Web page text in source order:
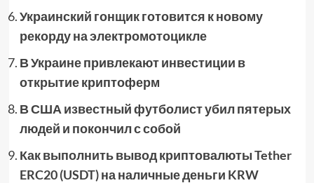
Украинский гонщик готовится к новому
рекорду на электромотоцикле
В Украине привлекают инвестиции в
открытие криптоферм
В США известный футболист убил пятерых
людей и покончил с собой
Как выполнить вывод криптовалюты Tether
ERC20 (USDT) на наличные деньги KRW